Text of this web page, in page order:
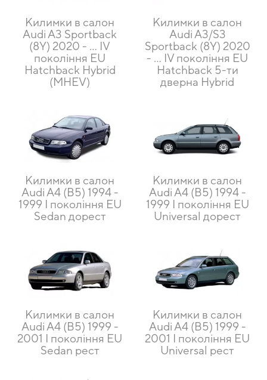
Килимки в салон
Audi A3 Sportback
(8Y) 2020 - ... IV
покоління EU
Hatchback Hybrid
(MHEV)
Килимки в салон
Audi A3/S3
Sportback (8Y) 2020
- ... IV покоління EU
Hatchback 5-ти
дверна Hybrid
Килимки в салон
Audi A4 (B5) 1994 -
1999 I покоління EU
Sedan дорест
Килимки в салон
Audi A4 (B5) 1994 -
1999 I покоління EU
Universal дорест
Килимки в салон
Audi A4 (B5) 1999 -
2001 I покоління EU
Sedan рест
Килимки в салон
Audi A4 (B5) 1999 -
2001 I покоління EU
Universal рест